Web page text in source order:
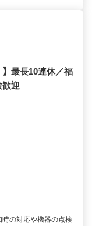
】最長10連休／福
歓迎
の対応や機器の点検